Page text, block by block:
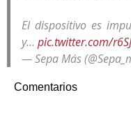
El dispositivo es
y… pic.twitter.com/
— Sepa Más
Comentarios